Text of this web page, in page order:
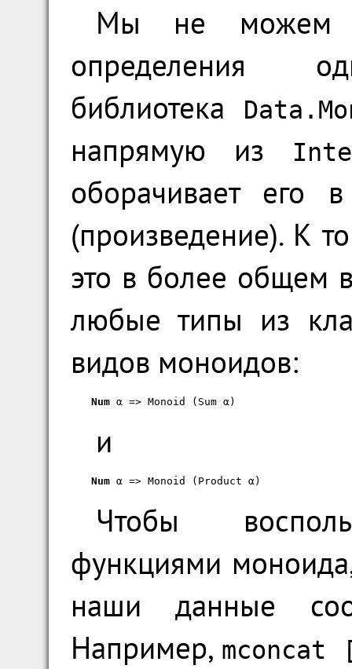
Мы не можем
определения
библиотека
напрямую из
оборачивает его
(произведение). К
это в более общем
любые типы из
видов моноидов:
Num α => Monoid (Sum α)
и
Num α => Monoid (Product α)
Чтобы
функциями
наши данные
Например, mconcat